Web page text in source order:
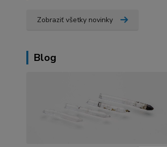
Zobraziť všetky novinky
Blog